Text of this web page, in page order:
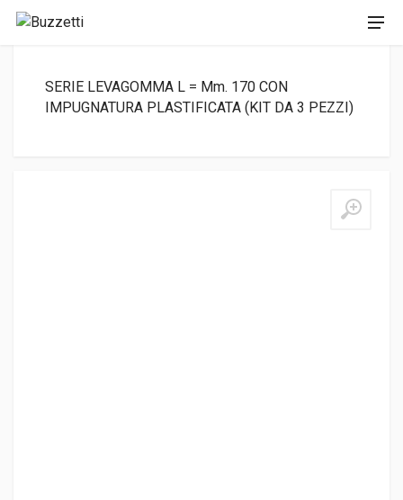
SERIE LEVAGOMMA L = Mm. 170 CON
IMPUGNATURA PLASTIFICATA (KIT DA 3 PEZZI)